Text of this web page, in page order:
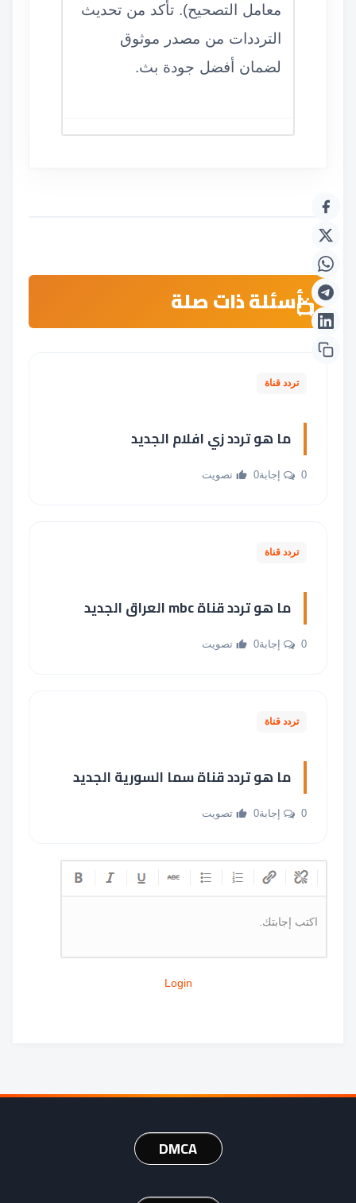
معامل التصحيح). تأكد من تحديث
الترددات من مصدر موثوق
لضمان أفضل جودة بث.
أسئلة ذات صلة
تردد قناة
ما هو تردد زي افلام الجديد
0 إجابة 0 تصويت
تردد قناة
ما هو تردد قناة mbc العراق الجديد
0 إجابة 0 تصويت
تردد قناة
ما هو تردد قناة سما السورية الجديد
0 إجابة 0 تصويت
اكتب إجابتك.
Login
DMCA